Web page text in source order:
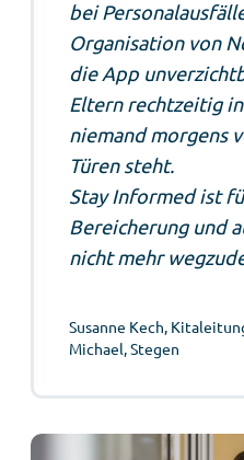
bei
Organisation von
die App
Eltern rechtzeitig
niemand morgens
Türen steht.
Stay Informed ist
Bereicherung und
nicht mehr
Susanne Kech,
Michael, Stegen